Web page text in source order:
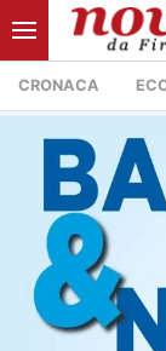
CRONACA